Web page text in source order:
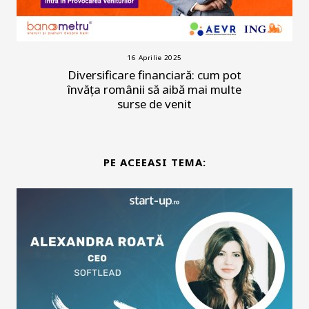
16 Aprilie 2025
Diversificare financiară: cum pot
învăța românii să aibă mai multe
surse de venit
PE ACEEASI TEMA: